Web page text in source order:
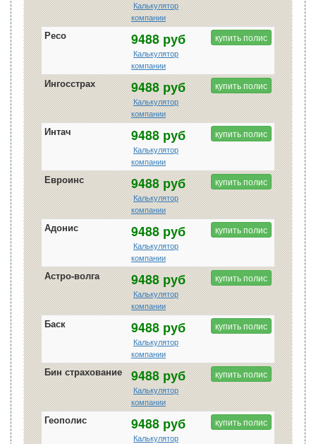
Калькулятор
компании
Ресо 9488 руб
Калькулятор
компании
купить полис
Ингосстрах 9488 руб
Калькулятор
компании
купить полис
Интач 9488 руб
Калькулятор
компании
купить полис
Евроинс 9488 руб
Калькулятор
компании
купить полис
Адонис 9488 руб
Калькулятор
компании
купить полис
Астро-волга 9488 руб
Калькулятор
компании
купить полис
Баск 9488 руб
Калькулятор
компании
купить полис
Бин страхование 9488 руб
Калькулятор
компании
купить полис
Геополис 9488 руб
Калькулятор
купить полис